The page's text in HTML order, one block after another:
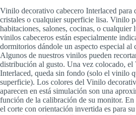
Vinilo decorativo cabecero Interlaced para
cristales o cualquier superficie lisa. Vinilo
habitaciones, salones, cocinas, o cualquier
vinilos cabeceros están especialmente
dormitorios dándole un aspecto especial al
Algunos de nuestros vinilos pueden
distribución al gusto. Una vez colocado,
Interlaced, queda sin fondo (solo el vinilo
superficie). Los colores del Vinilo
aparecen en está simulación son una
función de la calibración de su monitor.
el corte con orientación invertida es para